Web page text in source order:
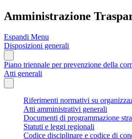
Amministrazione
Espandi Menu
Disposizioni generali
Piano triennale per prevenzione della
Atti generali
Riferimenti normativi su
Atti amministrativi generali
Documenti di programmazione
Statuti e leggi regionali
Codice disciplinare e codice di